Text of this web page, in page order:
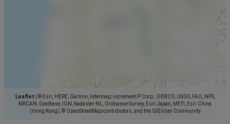
Leaflet
© Esri, HERE, Garmin, Intermap, increment P Corp., GEBCO, USGS, FAO, NPS,
NRCAN, GeoBase, IGN, Kadaster NL, Ordnance Survey, Esri Japan, METI, Esri China
(Hong Kong), © OpenStreetMap contributors, and the GIS User Community